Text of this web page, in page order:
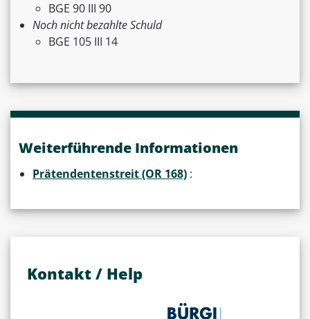
BGE 90 III 90
Noch nicht bezahlte Schuld
BGE 105 III 14
Weiterführende Informationen
Prätendentenstreit (OR 168) :
Kontakt / Help